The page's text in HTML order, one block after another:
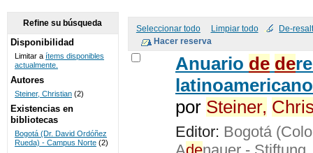
DE
BIBLIOTECAS
UNICOC
Seleccionar todo Limpiar todo De-
Anuario de de
por Steiner,
Editor: Bogotá
Refine su búsqueda
Disponibilidad
Limitar a ítems disponibles
actualmente.
Autores
Steiner, Christian (2)
Existencias en
bibliotecas
Bogotá (Dr. David Ordóñez
Rueda) - Campus Norte (2)